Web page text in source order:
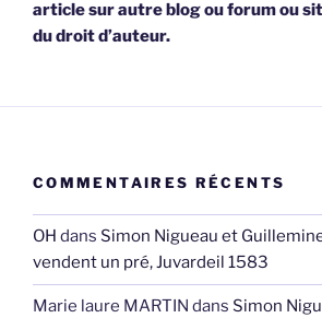
article sur autre blog ou forum ou
du droit d’auteur.
COMMENTAIRES RÉCENTS
OH dans Simon Nigueau et
vendent un pré, Juvardeil 1583
Marie laure MARTIN dans Simon